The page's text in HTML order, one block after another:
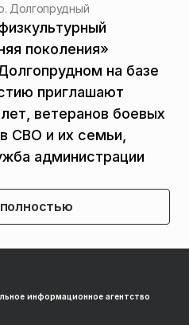
Долгопрудный
поколения»
на базе
приглашают
ветеранов боевых
СВО и их семьи,
администрации
информационное агентство